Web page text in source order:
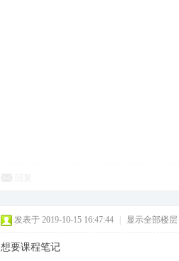
发表于 2019-10-15 16:47:44 显示全部楼层
想要课程笔记